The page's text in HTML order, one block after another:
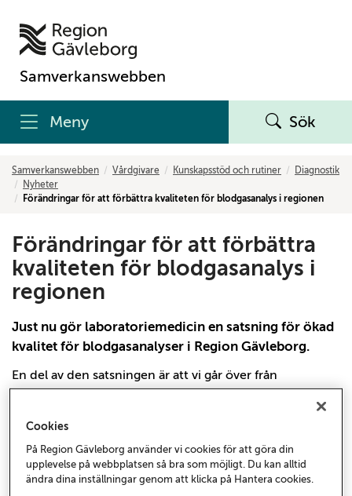
Samverkanswebben
Meny Sök
Samverkanswebben Vårdgivare Kunskapsstöd och rutiner
Diagnostik
Nyheter
Förändringar för att förbättra kvaliteten för blodgasanalys i regionen
Förändringar för att förbättra
kvaliteten för blodgasanalys i
regionen
Just nu gör laboratoriemedicin en satsning för ökad
kvalitet för blodgasanalyser i Region Gävleborg.
En del av den satsningen är att vi går över från
vakuumrör till blodgassprutor för blodgasprover, som ni
kvalitetsförbättringen för blodgas är att harmonisera
parameterprofilerna och svarsordningen för
blodgasanalys, både i vården och på kemlab. Denna
harmonisering kommer påverka vilka blodgasparametrar
Cookies
På Region Gävleborg använder vi cookies för att göra din
upplevelse på webbplatsen så bra som möjligt. Du kan alltid
ändra dina inställningar genom att klicka på Hantera cookies.